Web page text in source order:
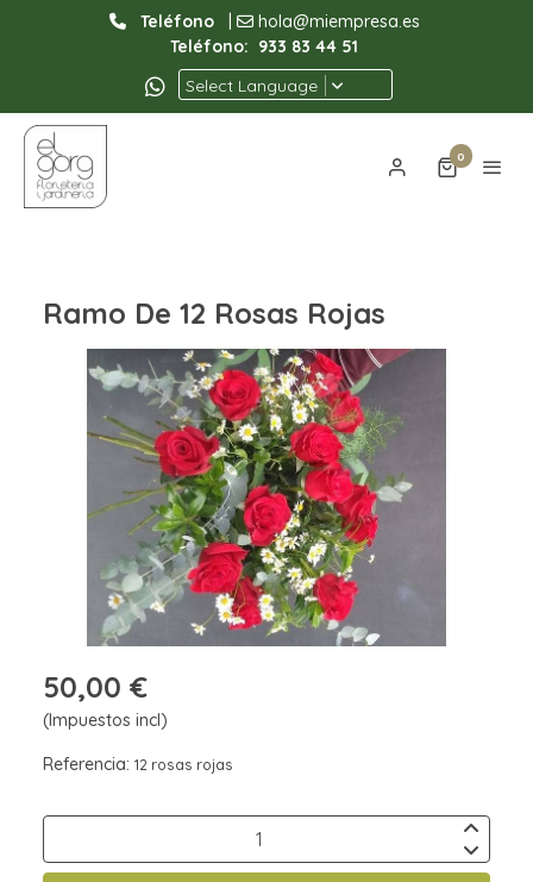
Teléfono|
hola@miempresa.es
Teléfono: 933 83 44 51
Select Language
0
Ramo De 12 Rosas Rojas
50,00 €
(Impuestos incl)
Referencia: 12 rosas rojas